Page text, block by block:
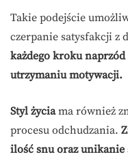
Takie podejście
czerpanie satysfakcji z
każdego kroku naprzód
utrzymaniu motywacji.
Styl życiama również
procesu odchudzania.
ilość snu oraz unikanie